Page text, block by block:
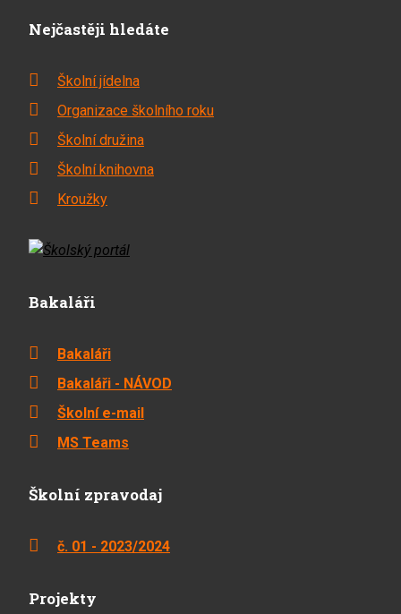
Nejčastěji hledáte
Školní jídelna
Organizace školního roku
Školní družina
Školní knihovna
Kroužky
Bakaláři
Bakaláři
Bakaláři - NÁVOD
Školní e-mail
MS Teams
Školní zpravodaj
č. 01 - 2023/2024
Projekty